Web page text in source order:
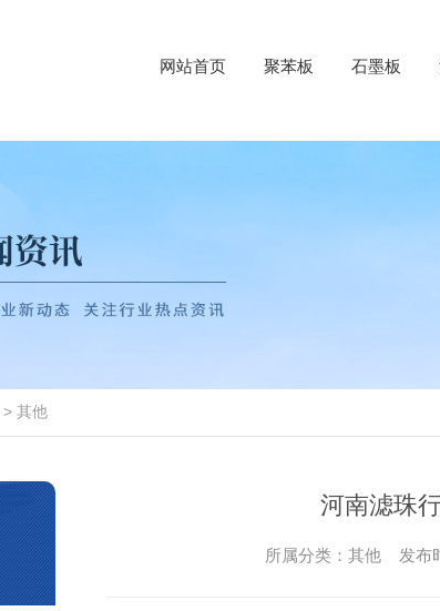
网站首页 聚苯板 石墨板
> 其他
河南滤珠
所属分类：其他 发布